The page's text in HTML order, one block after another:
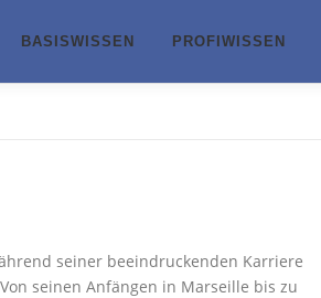
BASISWISSEN PROFIWISSEN
seiner beeindruckenden Karriere
seinen Anfängen in Marseille bis zu